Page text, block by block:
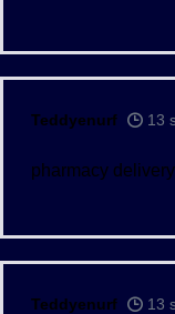
Teddyenurf 13
pharmacy
Teddyenurf 13